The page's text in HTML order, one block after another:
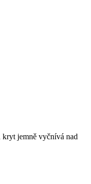
jemně vyčnívá nad